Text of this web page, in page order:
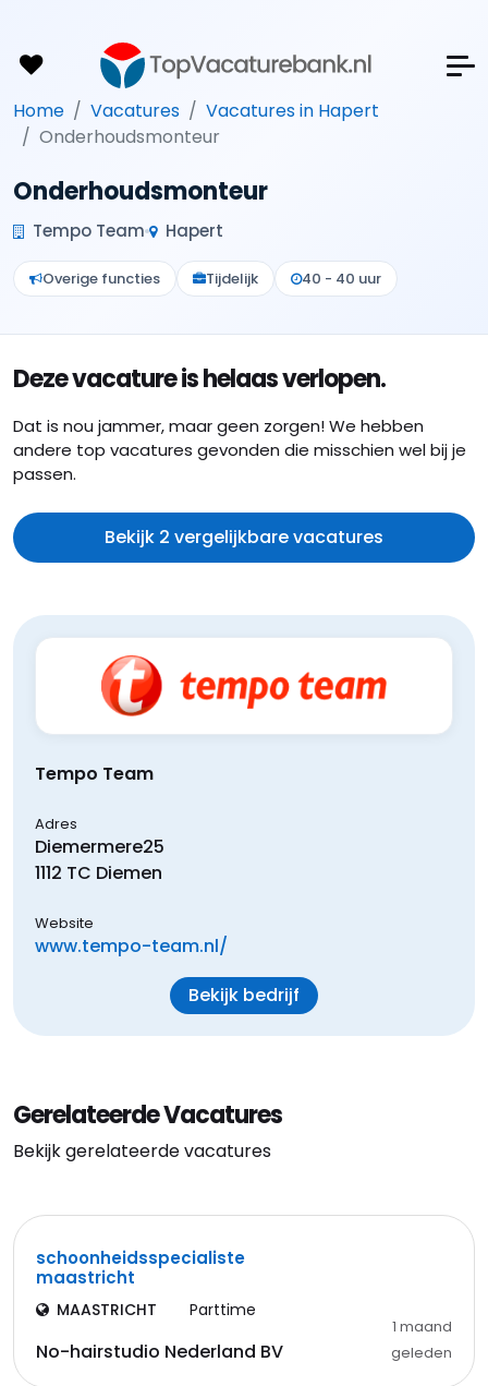
Home Vacatures
Vacatures in Hapert
Onderhoudsmonteur
Onderhoudsmonteur
Tempo Team Hapert
Overige functies Tijdelijk 40 - 40 uur
Deze vacature is helaas verlopen.
Dat is nou jammer, maar geen zorgen! We hebben
andere top vacatures gevonden die misschien wel bij je
passen.
Bekijk 2 vergelijkbare vacatures
Tempo Team
Adres
Diemermere25
1112 TC Diemen
Website
www.tempo-team.nl/
Bekijk bedrijf
Gerelateerde Vacatures
Bekijk gerelateerde vacatures
schoonheidsspecialiste
maastricht
MAASTRICHT Parttime
No-hairstudio Nederland BV
1 maand
geleden